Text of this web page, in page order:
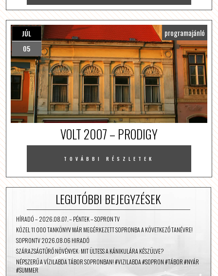
JÚL
05
programajánló
VOLT 2007 – PRODIGY
TOVÁBBI RÉSZLETEK
LEGUTÓBBI BEJEGYZÉSEK
HÍRADÓ – 2026.08.07. – PÉNTEK – SOPRON TV
KÖZEL 11 000 TANKÖNYV MÁR MEGÉRKEZETT SOPRONBA A KÖVETKEZŐ TANÉVRE!
SOPRONTV 2026.08.06 HIRADÓ
SZÁRAZSÁGTŰRŐ NÖVÉNYEK: MIT ÜLTESS A KÁNIKULÁRA KÉSZÜLVE?
NÉPSZERŰ A VÍZILABDA TÁBOR SOPRONBAN! #VIZILABDA #SOPRON #TÁBOR #NYÁR
#SUMMER